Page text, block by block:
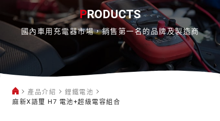
璽
H7
池
+超
電
PRODUCTS
國內車用充電器市場，銷售第一名的品牌及製造商
產品介紹
鋰鐵電池
麻新X語璽 H7 電池+超級電容組合